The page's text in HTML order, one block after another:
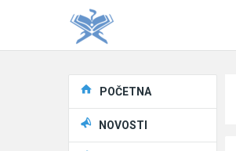
Explore
POČETNA
NOVOSTI